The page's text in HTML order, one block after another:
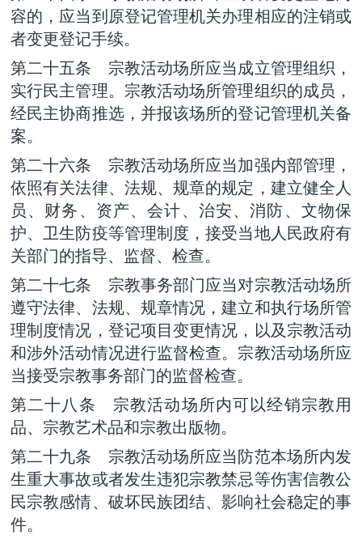
容的，应当到原登记管理机关办理相应的注销或
者变更登记手续。
第二十五条 宗教活动场所应当成立管理组织，
实行民主管理。宗教活动场所管理组织的成员，
经民主协商推选，并报该场所的登记管理机关备
案。
第二十六条 宗教活动场所应当加强内部管理，
依照有关法律、法规、规章的规定，建立健全人
员、财务、资产、会计、治安、消防、文物保
护、卫生防疫等管理制度，接受当地人民政府有
关部门的指导、监督、检查。
第二十七条 宗教事务部门应当对宗教活动场所
遵守法律、法规、规章情况，建立和执行场所管
理制度情况，登记项目变更情况，以及宗教活动
和涉外活动情况进行监督检查。宗教活动场所应
当接受宗教事务部门的监督检查。
第二十八条 宗教活动场所内可以经销宗教用
品、宗教艺术品和宗教出版物。
第二十九条 宗教活动场所应当防范本场所内发
生重大事故或者发生违犯宗教禁忌等伤害信教公
民宗教感情、破坏民族团结、影响社会稳定的事
件。